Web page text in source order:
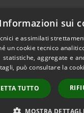
Informazioni sui
e assimilati
un cookie tecnico
statistiche, aggregate e
può consultare la
TUTTO
MOSTRA DETTAGLI